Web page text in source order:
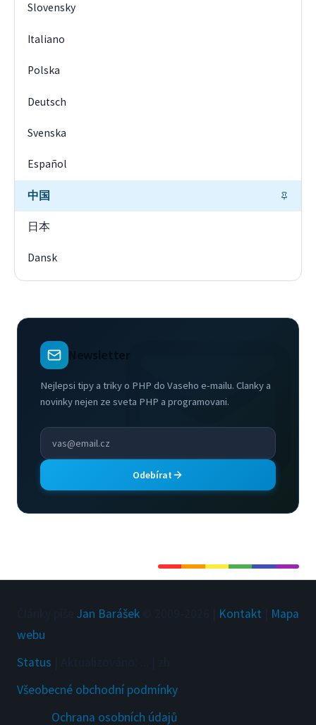
Slovensky
Italiano
Polska
Deutsch
Svenska
Español
中国
日本
Dansk
Newsletter
Nejlepsi tipy a triky o PHP do Vaseho e-mailu. Clanky a
novinky nejen ze sveta PHP a programovani.
Odebírat
Jan Barášek Kontakt
Mapa
webu
Status
Všeobecné obchodní podmínky
Ochrana osobních údajů